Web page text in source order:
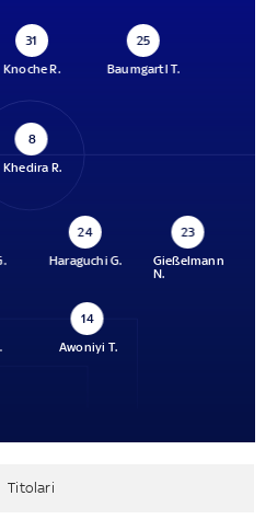
31
Knoche R.
25
Baumgartl T.
8
Khedira R.
24
Haraguchi G.
23
Gießelmann
N.
14
Awoniyi T.
Titolari